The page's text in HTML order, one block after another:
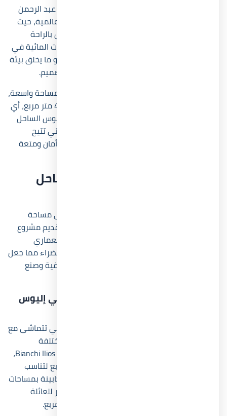
يعتمد المخطط العام لقرية بيانكي إليوس سيدي عبد الرحمن
على الطراز اليوناني المستوحى من مدن ساحلية عالمية، حيث
تظهر المباني بألوان مبهجة تمنح المكان إحساس بالراحة
والبهجة، كما تنتشر المساحات الخضراء والمسطحات المائية في
مختلف أنحاء بيانكي إليوس الساحل الشمالي، وهو ما يخلق بيئة
فائقة الجمال تجمع بين هدوء الطبيعة وروعة التصميم.
تضم Bianchi Ilios North Coast شاطئ يمتد على مساحة واسعة،
إلى جانب منطقة لاجون تبلغ مساحتها نحو 46,000 متر مربع، أي
ما يعادل قرابة 11% من إجمالي مساحة بيانكي إليوس الساحل
الشمالي، ويتميز الشاطئ بتقنية الأمواج الآمنة التي تتيح
التحكم في قوة وتردد الأمواج، ما يوفر تجربة أكثر أمان ومتعة
مساحة قرية بيانكي إليوس الساحل
يمتد مشروع ديفلوبر إكس سيدي عبد الرحمن على مساحة
واسعة بحوالي 104 فدان، تم استغلالها بعناية لتقديم مشروع
متكامل يجمع بين جمال الطبيعة وروعة الطراز المعماري
اليوناني، حيث تم تخصيص جزء كبير للمسطحات الخضراء مما جعل
القرية وجهة سياحية مميزة لقضاء العطلات الصيفية وصنع
أنواع ومساحة الوحدات داخل قرية بيانكي إليوس
لكي يحصل كل عميل على فرصة اختيار الوحدة التي تتماشى مع
احتياجاته واسلوب حياته، كان لا بد من طرح أنواع مختلفة
بمساحات متنوعة للوحدات في قرية Bianchi Ilios North Coast،
من هنا جاءت الكبائن بمساحات تبدأ من 30 متر مربع لتناسب
الراغبين في مساحة صغيرة، بالإضافة إلى لوفت كابينة بمساحات
تبدأ من 45 متر مربع، أما الباحثون عن مساحات أكبر للعائلة